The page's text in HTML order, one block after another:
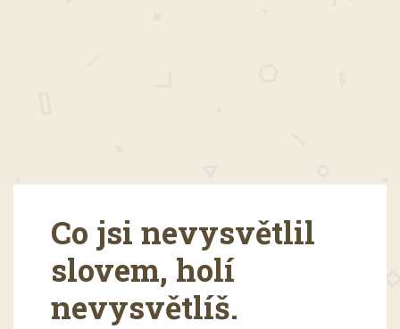
Co jsi nevysvětlil
slovem, holí
nevysvětlíš.